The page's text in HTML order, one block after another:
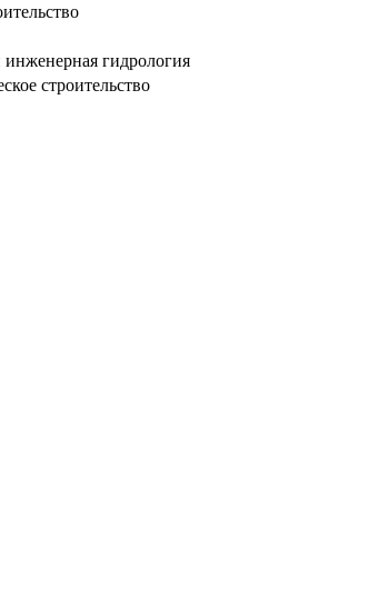
гидрология
строительство